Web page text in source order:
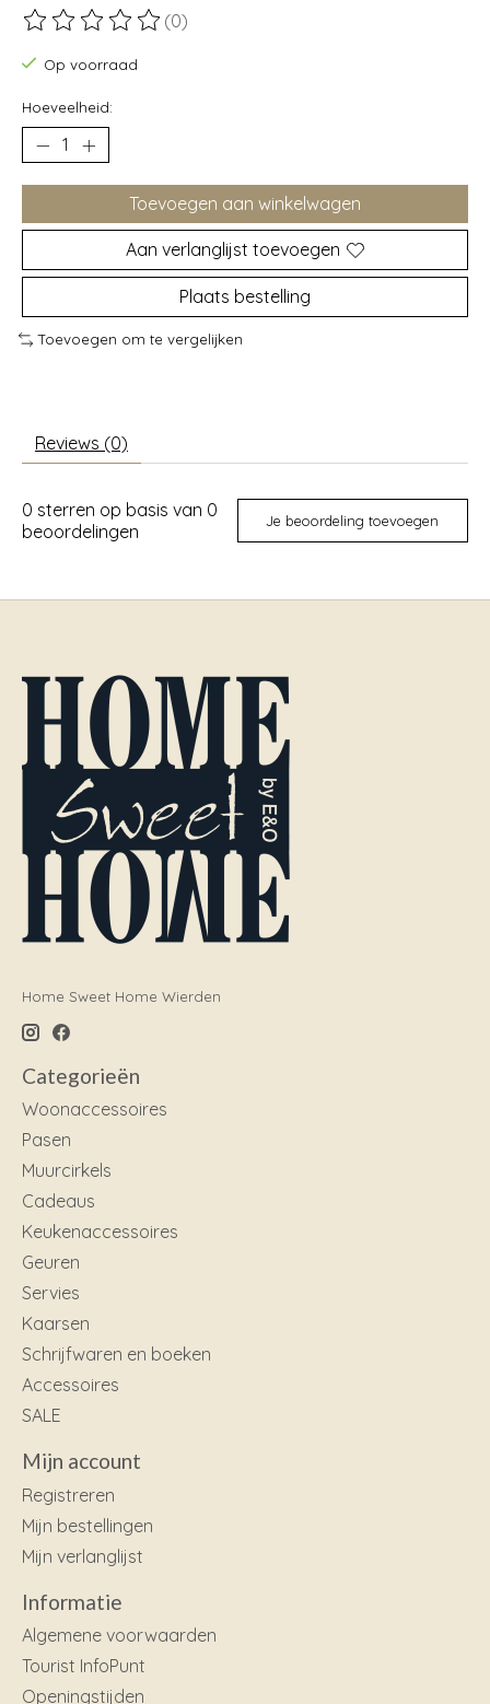
De beoordeling van dit product is
(0)
Op voorraad
Hoeveelheid:
Toevoegen aan winkelwagen
Aan verlanglijst toevoegen
Plaats bestelling
Toevoegen om te vergelijken
Reviews (0)
0 sterren op basis van 0
beoordelingen
Je beoordeling toevoegen
Home Sweet Home Wierden
Categorieën
Woonaccessoires
Pasen
Muurcirkels
Cadeaus
Keukenaccessoires
Geuren
Servies
Kaarsen
Schrijfwaren en boeken
Accessoires
SALE
Mijn account
Registreren
Mijn bestellingen
Mijn verlanglijst
Informatie
Algemene voorwaarden
Tourist InfoPunt
Openingstijden